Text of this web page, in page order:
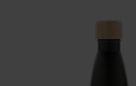
Sleutelhangers & Tools